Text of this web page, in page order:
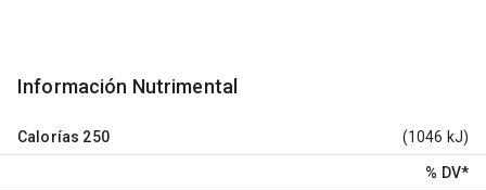
Información Nutrimental
Calorías 250 (1046 kJ)
% DV*